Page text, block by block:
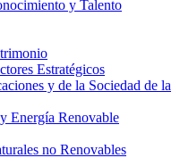
y Talento
Estratégicos
y de la Sociedad de la
Energía Renovable
no Renovables